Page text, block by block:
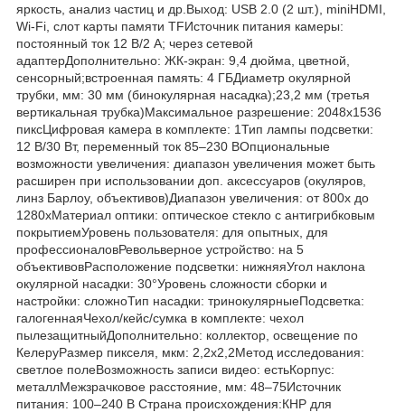
яркость, анализ частиц и др.Выход: USB 2.0 (2 шт.), miniHDMI,
Wi-Fi, слот карты памяти TFИсточник питания камеры:
постоянный ток 12 В/2 A; через сетевой
адаптерДополнительно: ЖК-экран: 9,4 дюйма, цветной,
сенсорный;встроенная память: 4 ГБДиаметр окулярной
трубки, мм: 30 мм (бинокулярная насадка);23,2 мм (третья
вертикальная трубка)Максимальное разрешение: 2048x1536
пиксЦифровая камера в комплекте: 1Тип лампы подсветки:
12 В/30 Вт, переменный ток 85–230 ВОпциональные
возможности увеличения: диапазон увеличения может быть
расширен при использовании доп. аксессуаров (окуляров,
линз Барлоу, объективов)Диапазон увеличения: от 800х до
1280хМатериал оптики: оптическое стекло с антигрибковым
покрытиемУровень пользователя: для опытных, для
профессионаловРевольверное устройство: на 5
объективовРасположение подсветки: нижняяУгол наклона
окулярной насадки: 30°Уровень сложности сборки и
настройки: сложноТип насадки: тринокулярныеПодсветка:
галогеннаяЧехол/кейс/сумка в комплекте: чехол
пылезащитныйДополнительно: коллектор, освещение по
КелеруРазмер пикселя, мкм: 2,2x2,2Метод исследования:
светлое полеВозможность записи видео: естьКорпус:
металлМежзрачковое расстояние, мм: 48–75Источник
питания: 100–240 В Страна происхождения:КНР для